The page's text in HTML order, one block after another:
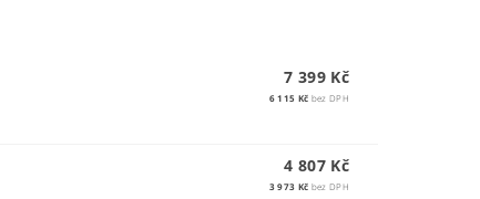
7 399 Kč
6 115 Kč bez DPH
4 807 Kč
3 973 Kč bez DPH